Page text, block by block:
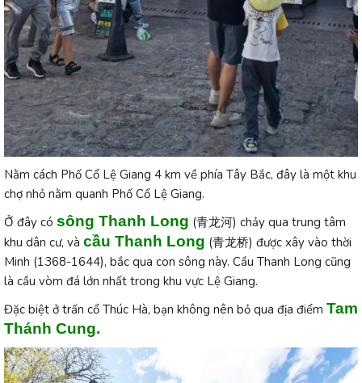
Nằm cách Phố Cổ Lệ Giang 4 km về phía Tây Bắc, đây là một khu
chợ nhỏ nằm quanh Phố Cổ Lệ Giang.
Ở đây có sông Thanh Long (青龙河) chảy qua trung tâm
khu dân cư, và cầu Thanh Long (青龙桥) được xây vào thời
Minh (1368-1644), bắc qua con sông này. Cầu Thanh Long cũng
là cầu vòm đá lớn nhất trong khu vực Lệ Giang.
Đặc biệt ở trấn cổ Thúc Hà, bạn không nên bỏ qua địa điểm Tam
Thánh Cung.